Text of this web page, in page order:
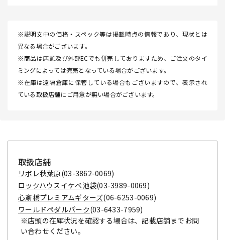
※説明文中の価格・スペック等は掲載時点の情報であり、現状とは
異なる場合がございます。
※商品は店頭及び外部ECでも併売しておりますため、ご注文のタイ
ミングによっては完売となっている場合がございます。
※在庫は遠隔倉庫に保管している場合もございますので、表示され
ている取扱店舗にご用意が無い場合がございます。
取扱店舗
リボレ秋葉原(03-3862-0069)
ロックハウスイケベ池袋(03-3989-0069)
心斎橋プレミアムギターズ(06-6253-0069)
ワールドペダルパーク(03-6433-7959)
※店頭の在庫状況を確認する場合は、記載店舗までお問
い合わせください。